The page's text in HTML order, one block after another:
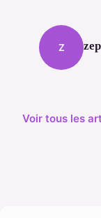
Z
Voir tous les